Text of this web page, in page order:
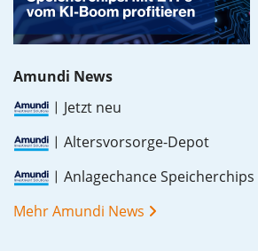
Amundi News
Jetzt neu
Altersvorsorge-Depot
Anlagechance
Mehr Amundi News